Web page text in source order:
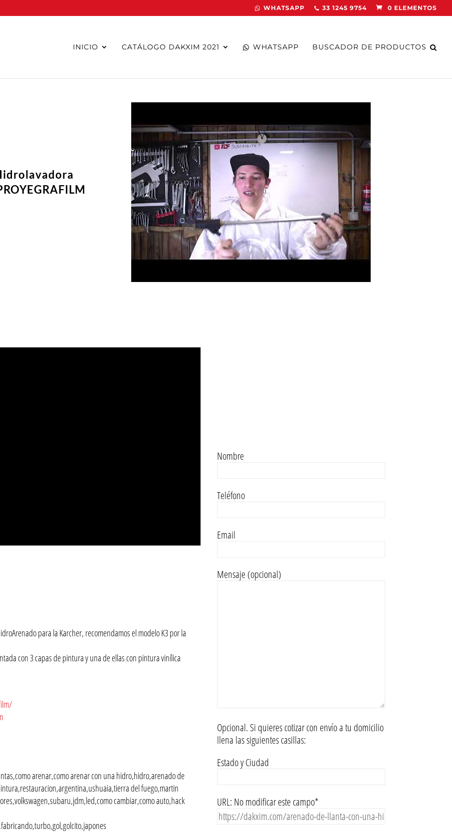
WHATSAPP 33 1245 9754 0 ELEMENTOS
INICIO CATÁLOGO DAKXIM 2021 WHATSAPP BUSCADOR DE PRODUCTOS
para la Karcher, recomendamos el modelo K3 por la
con 3 capas de pintura y una de ellas con pintura vinílica
arenar,como arenar con una hidro,hidro,arenado de
del fuego,martin
cambiar,como auto,hack
Nombre
Teléfono
Email
Mensaje (opcional)
Opcional. Si quieres cotizar con envío a tu domicilio
llena las siguientes casillas:
Estado y Ciudad
URL: No modificar este campo*